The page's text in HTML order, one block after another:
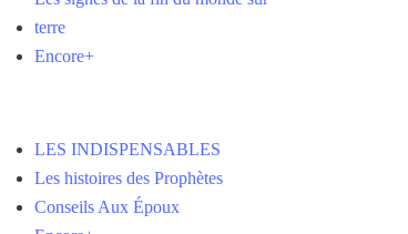
terre
Encore+
LES INDISPENSABLES
Les histoires des Prophètes
Conseils Aux Époux